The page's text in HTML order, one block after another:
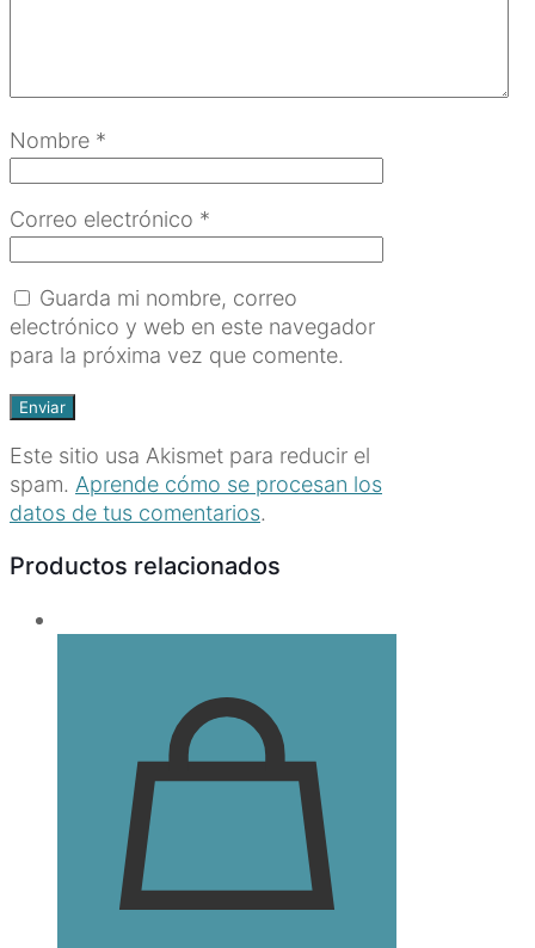
Nombre *
Correo electrónico *
Guarda mi nombre, correo
electrónico y web en este navegador
para la próxima vez que comente.
Este sitio usa Akismet para reducir el
spam. Aprende cómo se procesan los
datos de tus comentarios.
Productos relacionados